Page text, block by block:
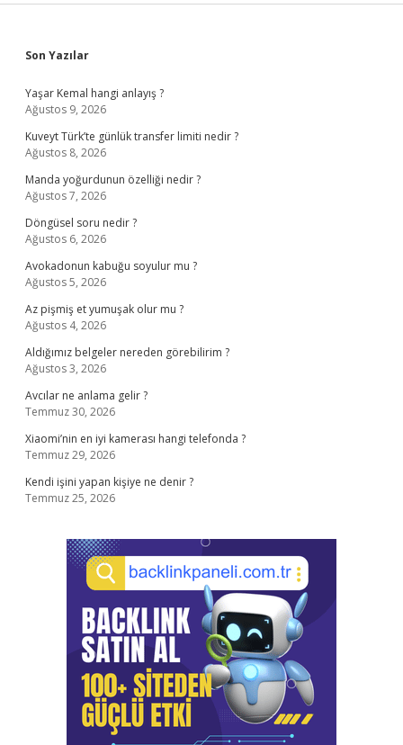
Sidebar
Son Yazılar
Yaşar Kemal hangi anlayış ?
Ağustos 9, 2026
Kuveyt Türk’te günlük transfer limiti nedir ?
Ağustos 8, 2026
Manda yoğurdunun özelliği nedir ?
Ağustos 7, 2026
Döngüsel soru nedir ?
Ağustos 6, 2026
Avokadonun kabuğu soyulur mu ?
Ağustos 5, 2026
Az pişmiş et yumuşak olur mu ?
Ağustos 4, 2026
Aldığımız belgeler nereden görebilirim ?
Ağustos 3, 2026
Avcılar ne anlama gelir ?
Temmuz 30, 2026
Xiaomi’nin en iyi kamerası hangi telefonda ?
Temmuz 29, 2026
Kendi işini yapan kişiye ne denir ?
Temmuz 25, 2026